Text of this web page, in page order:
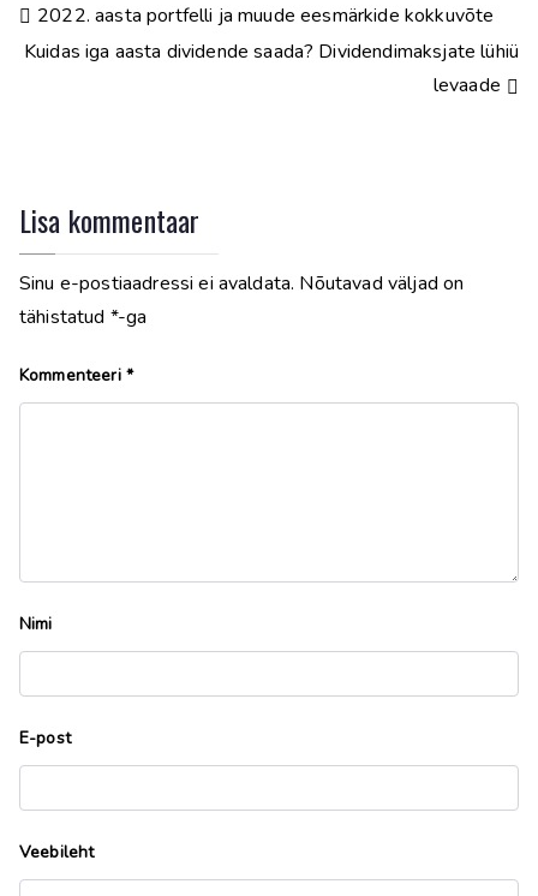
2022. aasta portfelli ja muude eesmärkide kokkuvõte
Kuidas iga aasta dividende saada? Dividendimaksjate lühiü
levaade
Lisa kommentaar
Sinu e-postiaadressi ei avaldata. Nõutavad väljad on
tähistatud *-ga
Kommenteeri *
Nimi
E-post
Veebileht